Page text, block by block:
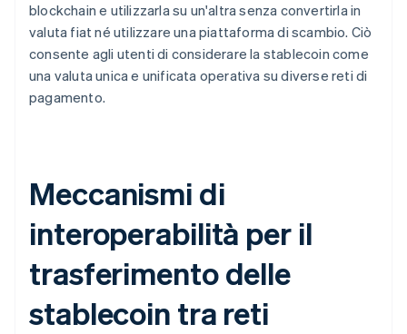
blockchain e utilizzarla su un'altra senza convertirla in
valuta fiat né utilizzare una piattaforma di scambio. Ciò
consente agli utenti di considerare la stablecoin come
una valuta unica e unificata operativa su diverse reti di
pagamento.
Meccanismi di
interoperabilità per il
trasferimento delle
stablecoin tra reti